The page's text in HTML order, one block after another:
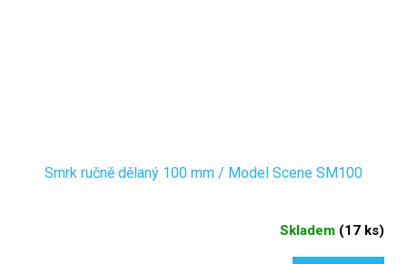
Smrk ručně dělaný 100 mm / Model Scene SM100
Skladem (17 ks)